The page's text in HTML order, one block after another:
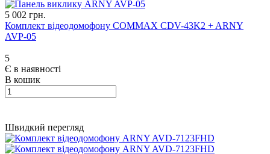
5 002 грн.
Комплект відеодомофону COMMAX CDV-43K2 + ARNY
AVP-05
5
Є в наявності
В кошик
Швидкий перегляд